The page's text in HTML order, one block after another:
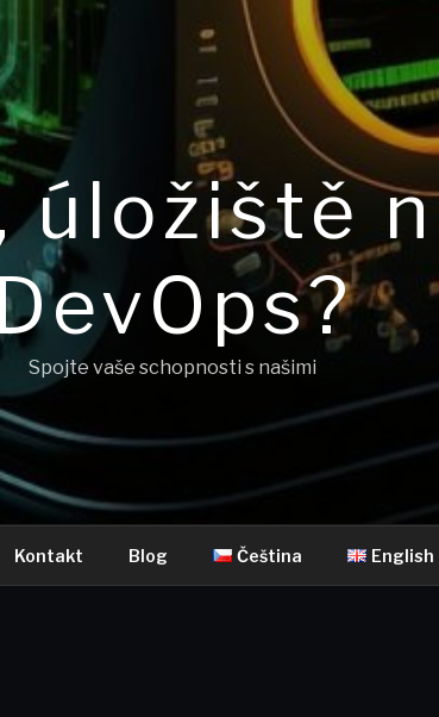
úložiště
Spojte vaše schopnosti s našimi
Kontakt Blog Čeština English